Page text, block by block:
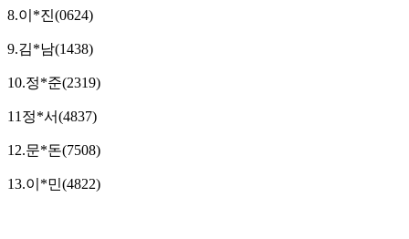
8.이*진(0624)
9.김*남(1438)
10.정*준(2319)
11정*서(4837)
12.문*돈(7508)
13.이*민(4822)